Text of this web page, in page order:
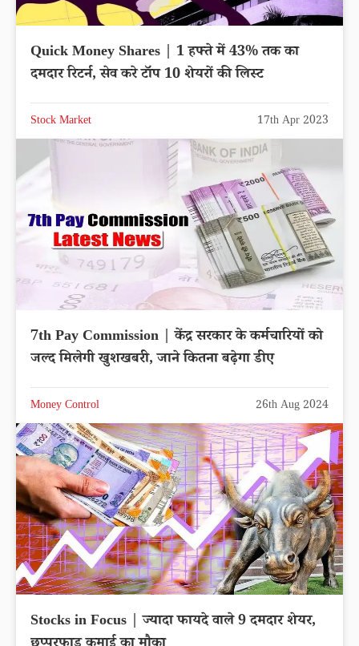
Quick Money Shares | 1 हफ्ते में 43% तक का
दमदार रिटर्न, सेव करे टॉप 10 शेयरों की लिस्ट
Stock Market 17th Apr 2023
7th Pay Commission | केंद्र सरकार के कर्मचारियों को
जल्द मिलेगी खुशखबरी, जाने कितना बढ़ेगा डीए
Money Control 26th Aug 2024
Stocks in Focus | ज्यादा फायदे वाले 9 दमदार शेयर,